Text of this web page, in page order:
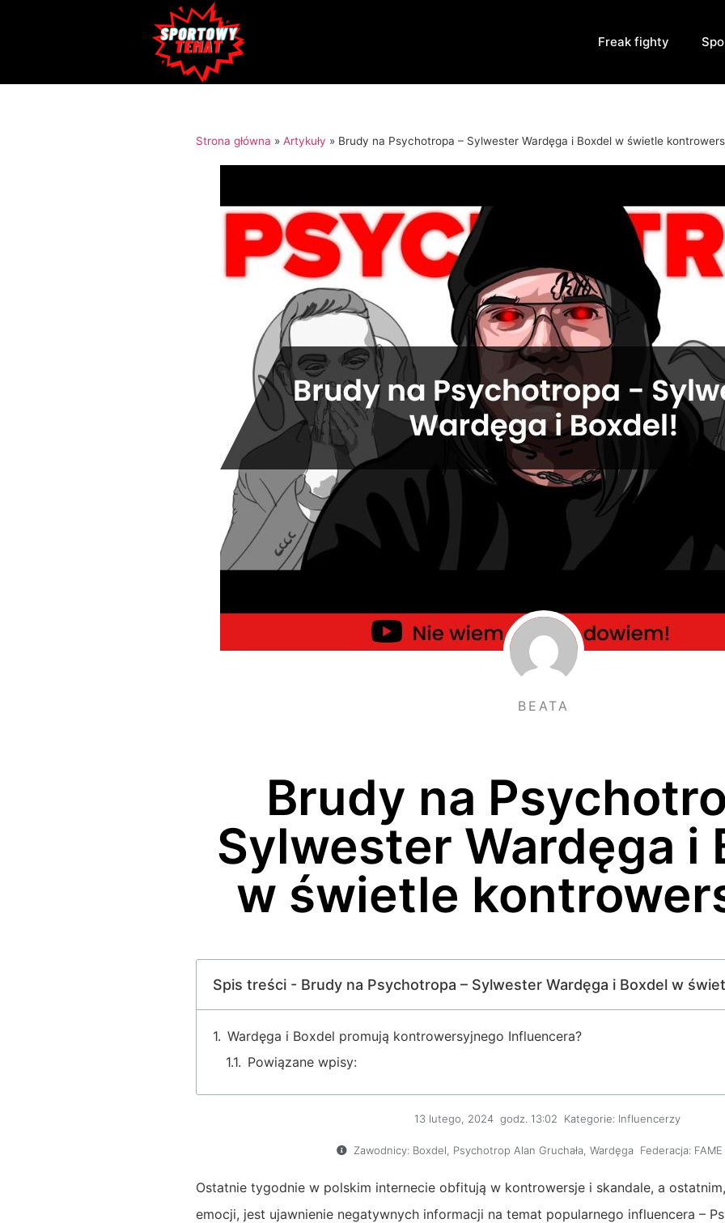
Freak fighty
Strona główna » Artykuły » Brudy na Psychotropa – Sylwester Wardęga i Boxdel w świetle
BEATA
Brudy na
Sylwester Wardęga i
w świetle
Spis treści - Brudy na Psychotropa – Sylwester Wardęga i Boxdel w
Wardęga i Boxdel promują kontrowersyjnego Influencera?
Powiązane wpisy:
13 lutego, 2024 godz. 13:02 Kategorie: Influencerzy
Zawodnicy: Boxdel Psychotrop Alan Gruchała Wardęga Federacja:
Ostatnie tygodnie w polskim internecie obfitują w kontrowersje i skandale, a
emocji, jest ujawnienie negatywnych informacji na temat popularnego influencera –